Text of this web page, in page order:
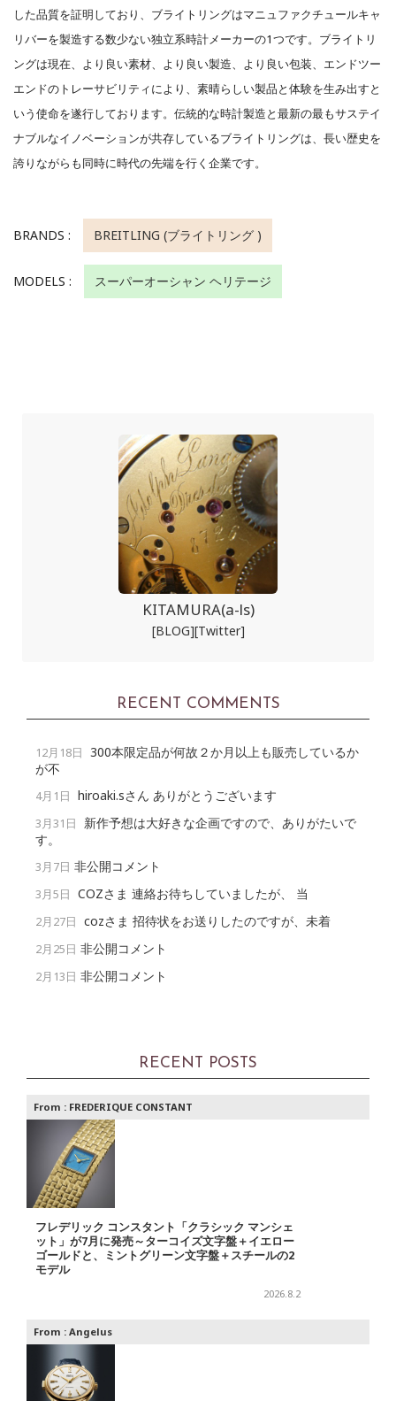
した品質を証明しており、ブライトリングはマニュファクチュールキャ
リバーを製造する数少ない独立系時計メーカーの1つです。ブライトリ
ングは現在、より良い素材、より良い製造、より良い包装、エンドツー
エンドのトレーサビリティにより、素晴らしい製品と体験を生み出すと
いう使命を遂行しております。伝統的な時計製造と最新の最もサステイ
ナブルなイノベーションが共存しているブライトリングは、長い歴史を
誇りながらも同時に時代の先端を行く企業です。
BRANDS : BREITLING (ブライトリング )
MODELS : スーパーオーシャン ヘリテージ
KITAMURA(a-ls)
[BLOG][Twitter]
RECENT COMMENTS
12月18日 300本限定品が何故２か月以上も販売しているか
が不
4月1日 hiroaki.sさん ありがとうございます
3月31日
新作予想は大好きな企画ですので、ありがたいで
す。
3月7日 非公開コメント
3月5日 COZさま 連絡お待ちしていましたが、 当
2月27日 cozさま 招待状をお送りしたのですが、未着
2月25日 非公開コメント
2月13日 非公開コメント
RECENT POSTS
From : FREDERIQUE CONSTANT
フレデリック コンスタント「クラシック マンシェ
ット」が7月に発売～ターコイズ文字盤＋イエロー
ゴールドと、ミントグリーン文字盤＋スチールの2
モデル
2026.8.2
From : Angelus